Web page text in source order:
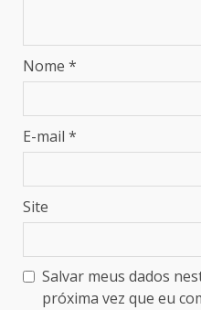
Nome *
E-mail *
Site
Salvar meus dados
próxima vez que eu